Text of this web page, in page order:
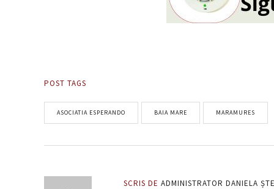
POST TAGS
ASOCIATIA ESPERANDO BAIA MARE MARAMURES
SCRIS DE ADMINISTRATOR DANIELA